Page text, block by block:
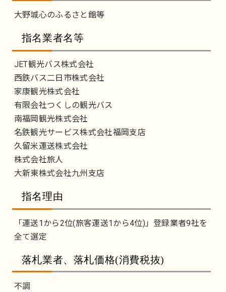
大野城心のふるさと館等
指名業者名等
JET観光バス株式会社
西鉄バス二日市株式会社
家康観光株式会社
有限会社つくしの観光バス
南福岡観光株式会社
名鉄観光サービス株式会社福岡支店
久留米運送株式会社
株式会社旅人
大新東株式会社九州支店
指名理由
「運送1から2位(旅客運送1から4位)」登録業者9社を
全て選定
落札業者、落札価格(消費税抜)
不調